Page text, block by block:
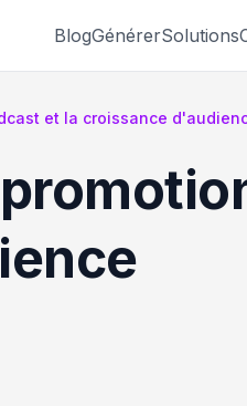
BlogGénérerSolutions
et la croissance